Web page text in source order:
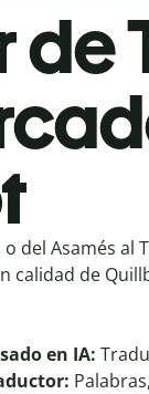
de
del Asamés al
calidad de
en IA: